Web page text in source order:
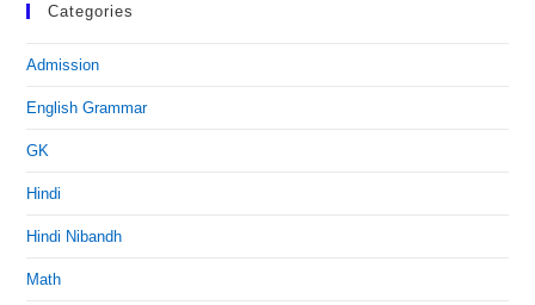
Categories
Admission
English Grammar
GK
Hindi
Hindi Nibandh
Math